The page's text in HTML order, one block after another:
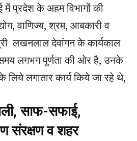
में प्रदेश के अहम विभागों की
वाणिज्य, श्रम, आबकारी व
लखनलाल देवांगन के कार्यकाल
लगभग पूर्णता की ओर है, उनके
लिये लगातार कार्य किये जा रहे थे,
साफ-सफाई,
संरक्षण व शहर